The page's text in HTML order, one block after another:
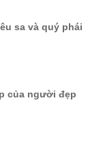
sa và quý phái
của người đẹp